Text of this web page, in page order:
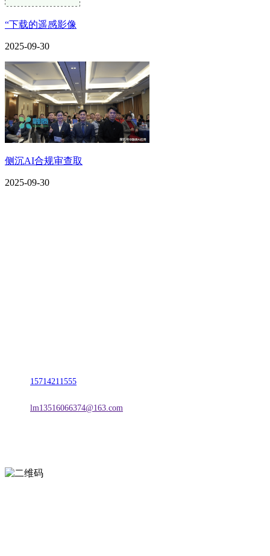
“下载的遥感影像
2025-09-30
侧沉AI合规审查取
2025-09-30
15714211555
lm13516066374@163.com